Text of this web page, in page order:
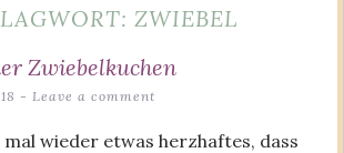
ZWIEBEL
Zwiebelkuchen
Leave a comment
wieder etwas herzhaftes, dass